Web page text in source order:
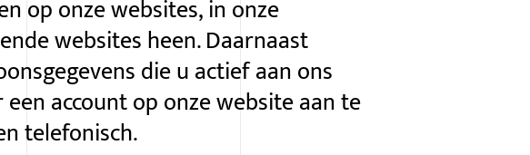
op onze websites, in onze
websites heen. Daarnaast
die u actief aan ons
account op onze website aan te
telefonisch.